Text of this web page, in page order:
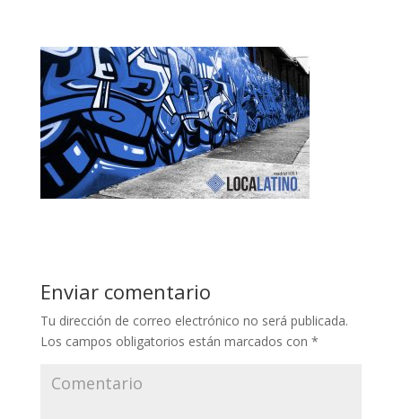
Enviar comentario
Tu dirección de correo electrónico no será publicada.
Los campos obligatorios están marcados con *